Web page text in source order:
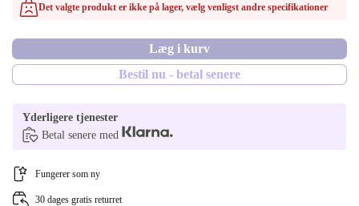
Det valgte produkt er ikke på lager, vælg venligst andre specifikationer
Læg i kurv
Bestil nu - betal senere
Yderligere tjenester
Betal senere med
Fungerer som ny
30 dages gratis returret